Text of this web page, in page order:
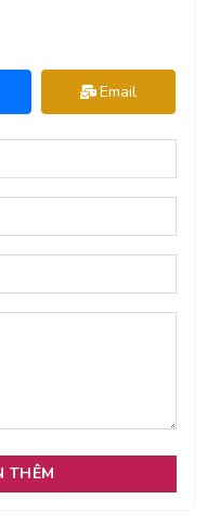
Email